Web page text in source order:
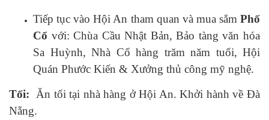
Tiếp tục vào Hội An tham quan và mua sắm Phố
Cổ với: Chùa Cầu Nhật Bản, Bảo tàng văn hóa
Sa Huỳnh, Nhà Cổ hàng trăm năm tuổi, Hội
Quán Phước Kiến & Xưởng thủ công mỹ nghệ.
Tối: Ăn tối tại nhà hàng ở Hội An. Khởi hành về Đà
Nẵng.